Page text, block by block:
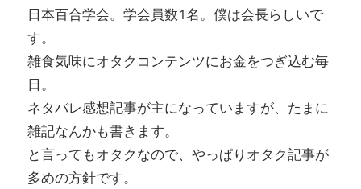
日本百合学会。学会員数1名。僕は会長らしいで
す。
雑食気味にオタクコンテンツにお金をつぎ込む毎
日。
ネタバレ感想記事が主になっていますが、たまに
雑記なんかも書きます。
と言ってもオタクなので、やっぱりオタク記事が
多めの方針です。